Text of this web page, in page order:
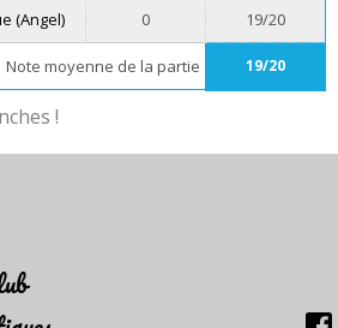
(Angel) 0 19/20
Note moyenne de la partie 19/20
!